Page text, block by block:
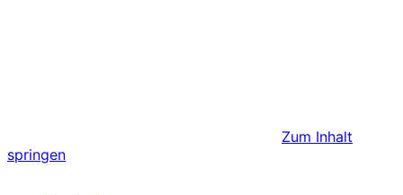
Zum Inhalt
springen